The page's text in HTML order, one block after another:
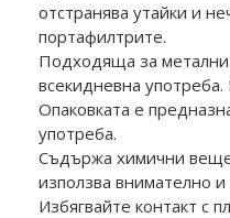
отстранява утайки и
портафилтрите.
Подходяща за
всекидневна
Опаковката е
употреба.
Съдържа химични
използва внимателно и
Избягвайте контакт с